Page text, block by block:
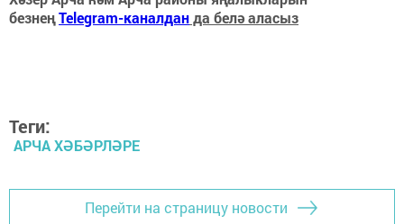
безнеңTelegram-каналданда белә аласыз
Теги:
АРЧА ХӘБӘРЛӘРЕ
Перейти на страницу новости